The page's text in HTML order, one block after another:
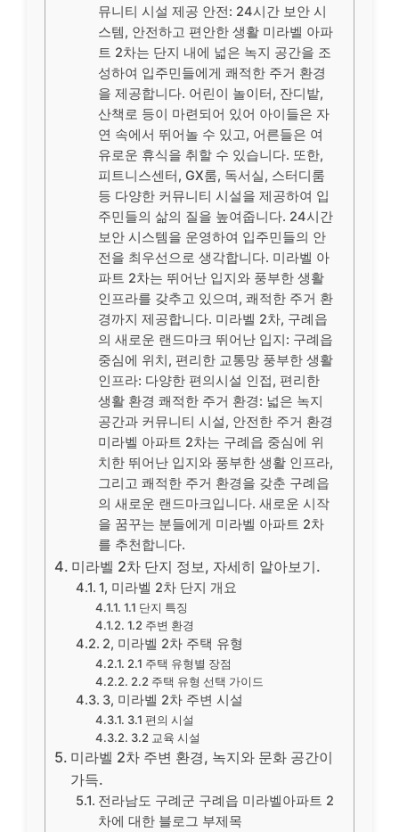
뮤니티 시설 제공 안전: 24시간 보안 시
스템, 안전하고 편안한 생활 미라벨 아파
트 2차는 단지 내에 넓은 녹지 공간을 조
성하여 입주민들에게 쾌적한 주거 환경
을 제공합니다. 어린이 놀이터, 잔디밭,
산책로 등이 마련되어 있어 아이들은 자
연 속에서 뛰어놀 수 있고, 어른들은 여
유로운 휴식을 취할 수 있습니다. 또한,
피트니스센터, GX룸, 독서실, 스터디룸
등 다양한 커뮤니티 시설을 제공하여 입
주민들의 삶의 질을 높여줍니다. 24시간
보안 시스템을 운영하여 입주민들의 안
전을 최우선으로 생각합니다. 미라벨 아
파트 2차는 뛰어난 입지와 풍부한 생활
인프라를 갖추고 있으며, 쾌적한 주거 환
경까지 제공합니다. 미라벨 2차, 구례읍
의 새로운 랜드마크 뛰어난 입지: 구례읍
중심에 위치, 편리한 교통망 풍부한 생활
인프라: 다양한 편의시설 인접, 편리한
생활 환경 쾌적한 주거 환경: 넓은 녹지
공간과 커뮤니티 시설, 안전한 주거 환경
미라벨 아파트 2차는 구례읍 중심에 위
치한 뛰어난 입지와 풍부한 생활 인프라,
그리고 쾌적한 주거 환경을 갖춘 구례읍
의 새로운 랜드마크입니다. 새로운 시작
을 꿈꾸는 분들에게 미라벨 아파트 2차
를 추천합니다.
미라벨 2차 단지 정보, 자세히 알아보기.
1, 미라벨 2차 단지 개요
1.1 단지 특징
1.2 주변 환경
2, 미라벨 2차 주택 유형
2.1 주택 유형별 장점
2.2 주택 유형 선택 가이드
3, 미라벨 2차 주변 시설
3.1 편의 시설
3.2 교육 시설
미라벨 2차 주변 환경, 녹지와 문화 공간이
가득.
전라남도 구례군 구례읍 미라벨아파트 2
차에 대한 블로그 부제목